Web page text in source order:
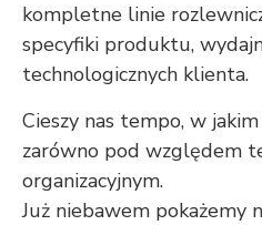
kompletne linie
specyfiki produktu,
technologicznych klienta.
Cieszy nas tempo, w
zarówno pod względem
organizacyjnym.
Już niebawem pokażemy